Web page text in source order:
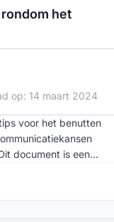
het
op: 14 maart 2024
voor het benutten
document is een